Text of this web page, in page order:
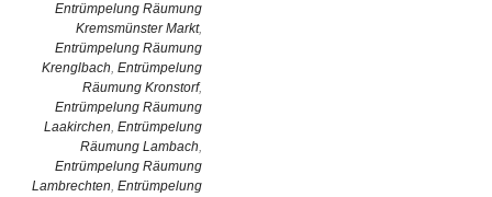
Entrümpelung Räumung
Kremsmünster Markt,
Entrümpelung Räumung
Krenglbach, Entrümpelung
Räumung Kronstorf,
Entrümpelung Räumung
Laakirchen, Entrümpelung
Räumung Lambach,
Entrümpelung Räumung
Lambrechten, Entrümpelung